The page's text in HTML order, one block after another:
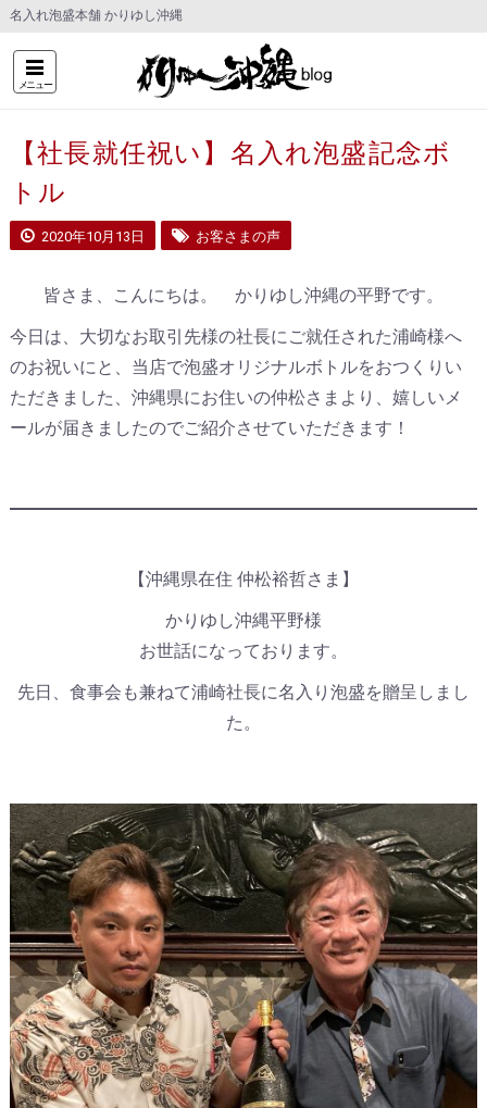
名入れ泡盛本舗 かりゆし沖縄
メニュー
【社長就任祝い】名入れ泡盛記念ボ
トル
2020年10月13日 お客さまの声
皆さま、こんにちは。 かりゆし沖縄の平野です。
今日は、大切なお取引先様の社長にご就任された浦崎様へ
のお祝いにと、当店で泡盛オリジナルボトルをおつくりい
ただきました、沖縄県にお住いの仲松さまより、嬉しいメ
ールが届きましたのでご紹介させていただきます！
【沖縄県在住 仲松裕哲さま】
かりゆし沖縄平野様
お世話になっております。
先日、食事会も兼ねて浦崎社長に名入り泡盛を贈呈しまし
た。